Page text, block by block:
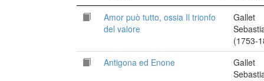
Amor può tutto, ossia Il trionfo
del valore
Gallet
(1753-
Antigona ed Enone
Gallet